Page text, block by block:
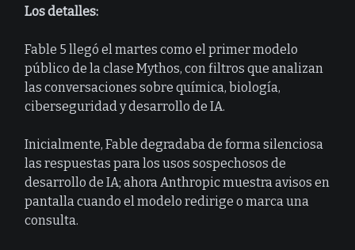
Los detalles:
Fable 5 llegó el martes como el primer modelo
público de la clase Mythos, con filtros que analizan
las conversaciones sobre química, biología,
ciberseguridad y desarrollo de IA.
Inicialmente, Fable degradaba de forma silenciosa
las respuestas para los usos sospechosos de
desarrollo de IA; ahora Anthropic muestra avisos en
pantalla cuando el modelo redirige o marca una
consulta.